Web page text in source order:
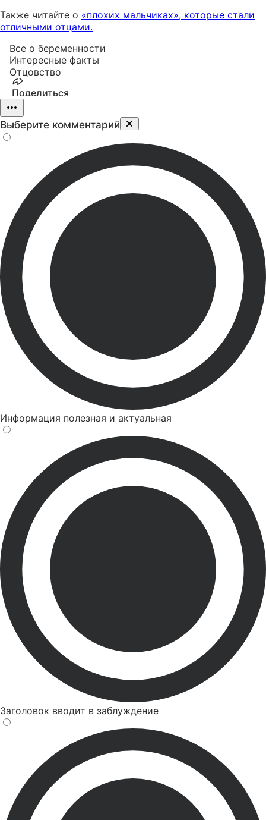
Также читайте о «плохих мальчиках», которые стали
отличными отцами.
Все о беременности
Интересные факты
Отцовство
Поделиться
Выберите комментарий
Информация полезная и актуальная
Заголовок вводит в заблуждение